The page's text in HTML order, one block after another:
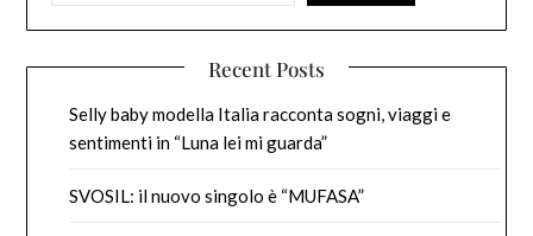
Recent Posts
Selly baby modella Italia racconta sogni, viaggi e
sentimenti in “Luna lei mi guarda”
SVOSIL: il nuovo singolo è “MUFASA”